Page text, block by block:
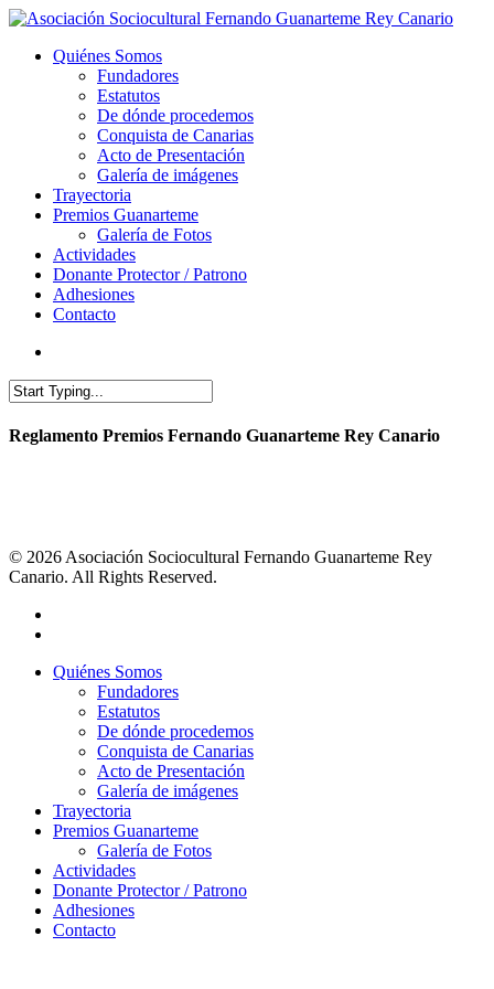
Quiénes Somos
Fundadores
Estatutos
De dónde procedemos
Conquista de Canarias
Acto de Presentación
Galería de imágenes
Trayectoria
Premios Guanarteme
Galería de Fotos
Actividades
Donante Protector / Patrono
Adhesiones
Contacto
Reglamento Premios Fernando Guanarteme Rey Canario
© 2026 Asociación Sociocultural Fernando Guanarteme Rey
Canario. All Rights Reserved.
Quiénes Somos
Fundadores
Estatutos
De dónde procedemos
Conquista de Canarias
Acto de Presentación
Galería de imágenes
Trayectoria
Premios Guanarteme
Galería de Fotos
Actividades
Donante Protector / Patrono
Adhesiones
Contacto